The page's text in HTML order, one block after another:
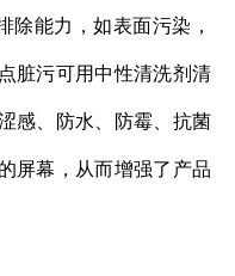
除能力，如表面污染，
脏污可用中性清洗剂清
感、防水、防霉、抗菌
屏幕，从而增强了产品